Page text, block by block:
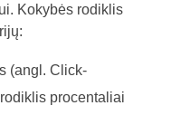
Kokybės rodiklis
(angl. Click-
procentaliai